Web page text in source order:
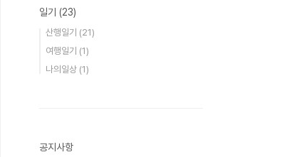
일기 (23)
산행일기 (21)
여행일기 (1)
나의일상 (1)
공지사항